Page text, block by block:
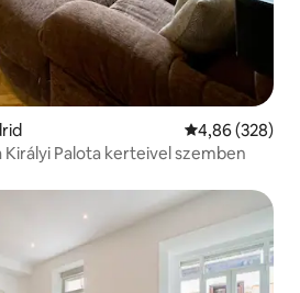
Átlagos
4,86 (328)
Királyi Palota kerteivel szemben